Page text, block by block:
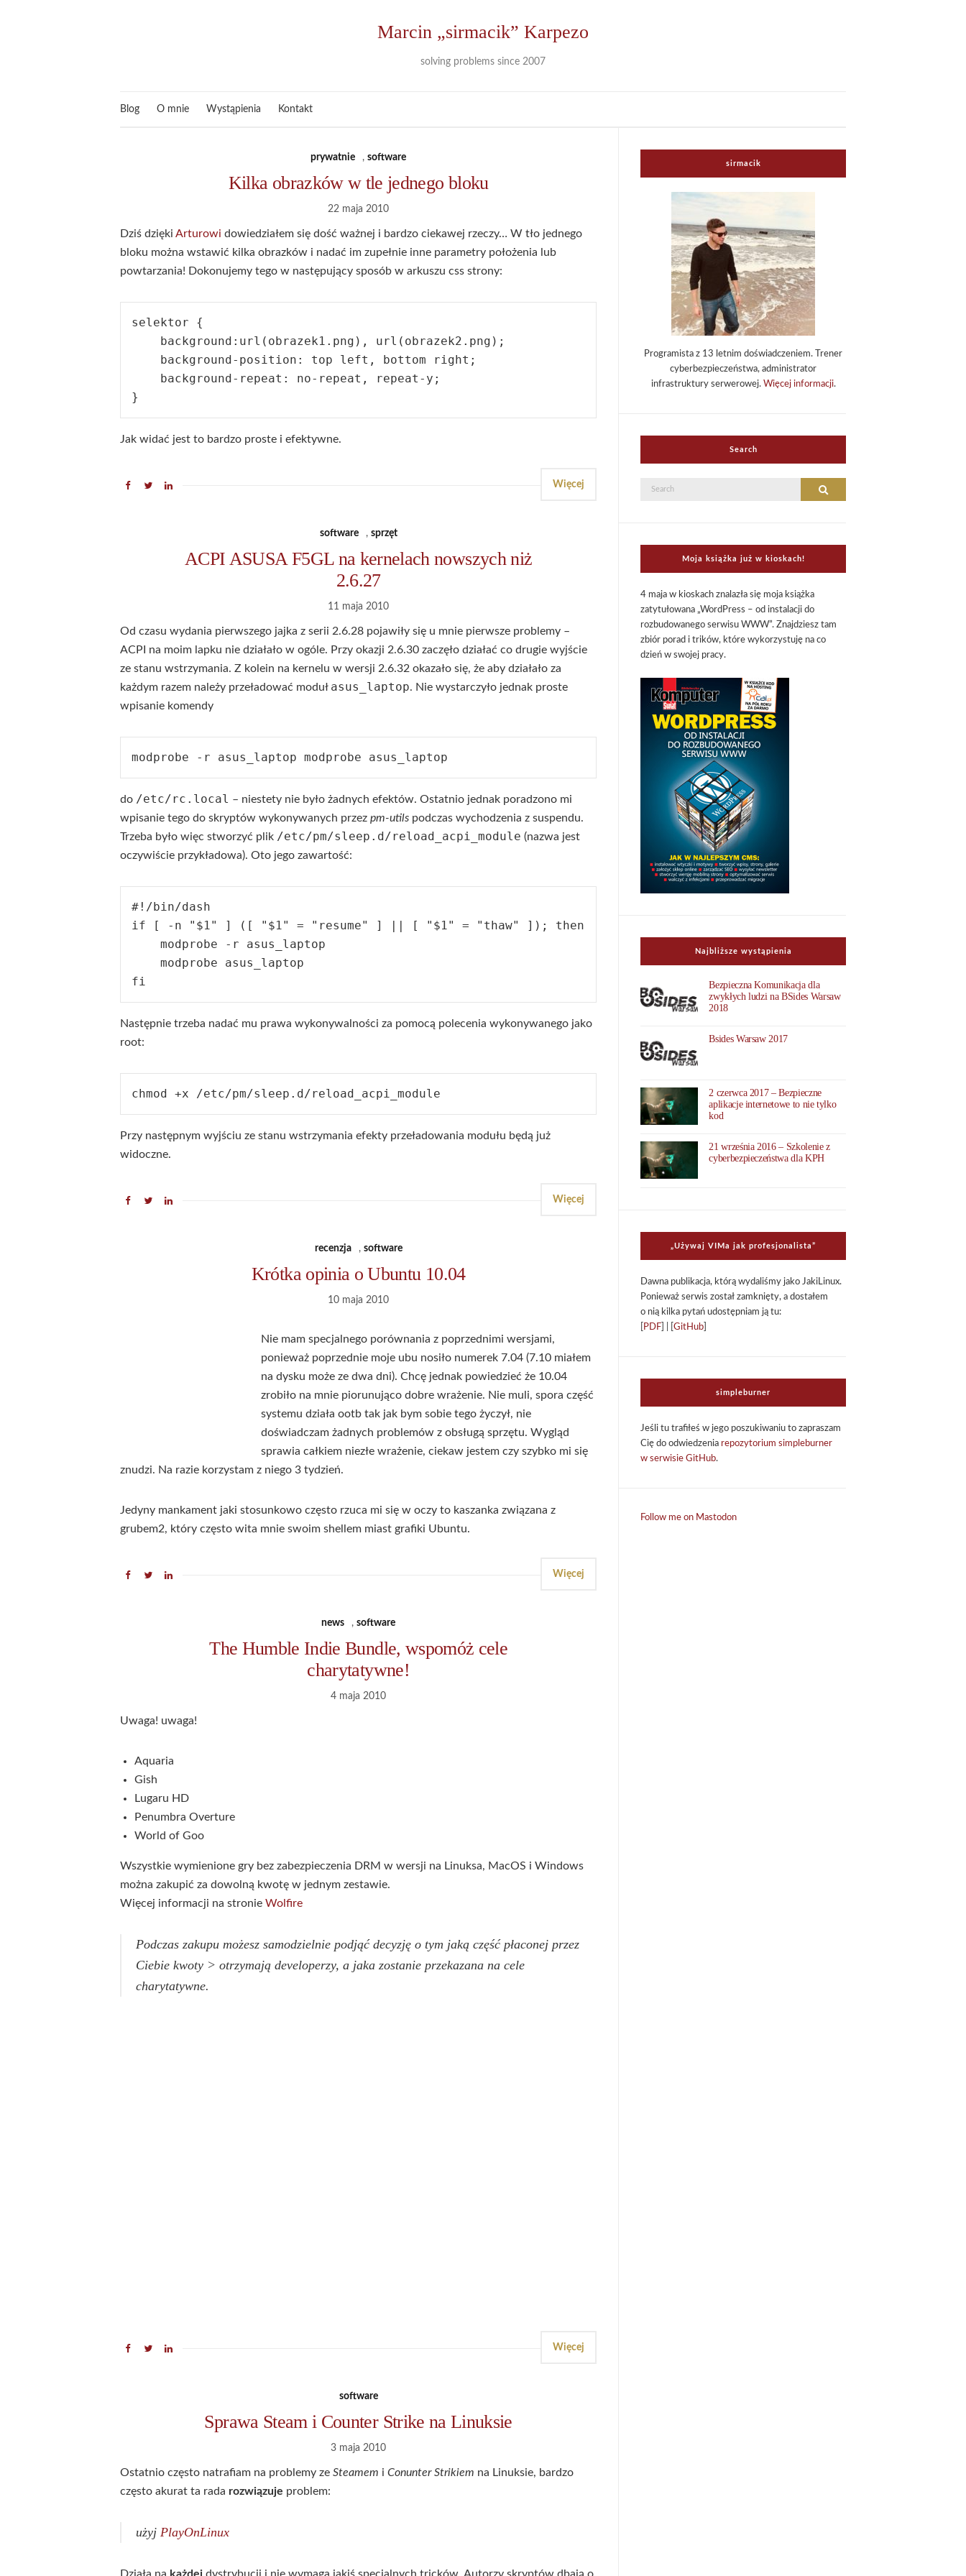
Marcin „sirmacik” Karpezo
solving problems since 2007
Blog O mnie Wystąpienia Kontakt
prywatnie ,software
Kilka obrazków w tle jednego bloku
22 maja 2010
Dziś dzięki Arturowi dowiedziałem się dość ważnej i bardzo ciekawej rzeczy… W tło jednego
bloku można wstawić kilka obrazków i nadać im zupełnie inne parametry położenia lub
powtarzania! Dokonujemy tego w następujący sposób w arkuszu css strony:
selektor {
    background:url(obrazek1.png), url(obrazek2.png);
    background-position: top left, bottom right;
    background-repeat: no-repeat, repeat-y;
Jak widać jest to bardzo proste i efektywne.
Więcej
software , sprzęt
ACPI ASUSA F5GL na kernelach nowszych niż
2.6.27
11 maja 2010
Od czasu wydania pierwszego jajka z serii 2.6.28 pojawiły się u mnie pierwsze problemy –
ACPI na moim lapku nie działało w ogóle. Przy okazji 2.6.30 zaczęło działać co drugie wyjście
ze stanu wstrzymania. Z kolein na kernelu w wersji 2.6.32 okazało się, że aby działało za
każdym razem należy przeładować moduł asus_laptop. Nie wystarczyło jednak proste
wpisanie komendy
do /etc/rc.local – niestety nie było żadnych efektów. Ostatnio jednak poradzono mi
wpisanie tego do skryptów wykonywanych przez pm-utils podczas wychodzenia z suspendu.
Trzeba było więc stworzyć plik /etc/pm/sleep.d/reload_acpi_module (nazwa jest
oczywiście przykładowa). Oto jego zawartość:
#!/bin/dash
if [ -n "$1" ] ([ "$1" = "resume" ] || [ "$1" = "thaw" ]); then
    modprobe -r asus_laptop
    modprobe asus_laptop
Następnie trzeba nadać mu prawa wykonywalności za pomocą polecenia wykonywanego jako
root:
Przy następnym wyjściu ze stanu wstrzymania efekty przeładowania modułu będą już
widoczne.
Więcej
recenzja , software
Krótka opinia o Ubuntu 10.04
10 maja 2010
Nie mam specjalnego porównania z poprzednimi wersjami,
ponieważ poprzednie moje ubu nosiło numerek 7.04 (7.10 miałem
na dysku może ze dwa dni). Chcę jednak powiedzieć że 10.04
zrobiło na mnie piorunująco dobre wrażenie. Nie muli, spora część
systemu działa ootb tak jak bym sobie tego życzył, nie
doświadczam żadnych problemów z obsługą sprzętu. Wygląd
sprawia całkiem niezłe wrażenie, ciekaw jestem czy szybko mi się
znudzi. Na razie korzystam z niego 3 tydzień.
Jedyny mankament jaki stosunkowo często rzuca mi się w oczy to kaszanka związana z
grubem2, który często wita mnie swoim shellem miast grafiki Ubuntu.
Więcej
news ,software
The Humble Indie Bundle, wspomóż cele
charytatywne!
4 maja 2010
Uwaga! uwaga!
Aquaria
Gish
Lugaru HD
Penumbra Overture
World of Goo
Wszystkie wymienione gry bez zabezpieczenia DRM w wersji na Linuksa, MacOS i Windows
można zakupić za dowolną kwotę w jednym zestawie.
Więcej informacji na stronie Wolfire
Podczas zakupu możesz samodzielnie podjąć decyzję o tym jaką część płaconej przez
Ciebie kwoty > otrzymają developerzy, a jaka zostanie przekazana na cele
charytatywne.
Więcej
software
Sprawa Steam i Counter Strike na Linuksie
3 maja 2010
Ostatnio często natrafiam na problemy ze Steamem i Conunter Strikiem na Linuksie, bardzo
często akurat ta rada rozwiązuje problem:
użyj PlayOnLinux
sirmacik
Programista z 13 letnim doświadczeniem. Trener
cyberbezpieczeństwa, administrator
infrastruktury serwerowej. Więcej informacji.
Search
Search
Search
Moja książka już w kioskach!
4 maja w kioskach znalazła się moja książka
zatytułowana „WordPress – od instalacji do
rozbudowanego serwisu WWW”. Znajdziesz tam
zbiór porad i trików, które wykorzystuję na co
dzień w swojej pracy.
Najbliższe wystąpienia
Bezpieczna Komunikacja dla
zwykłych ludzi na BSides Warsaw
2018
Bsides Warsaw 2017
2 czerwca 2017 – Bezpieczne
aplikacje internetowe to nie tylko
kod
21 września 2016 – Szkolenie z
cyberbezpieczeństwa dla KPH
„Uży­waj VIMa jak pro­fe­sjo­na­li­sta”
Dawna publi­ka­cja, którą wyda­li­śmy jako Jaki­Li­nux.
Ponie­waż ser­wis został zamknięty, a dosta­łem
o nią kilka pytań udo­stęp­niam ją tu:
PDF ] | [GitHub
sim­ple­bur­ner
Jeśli tu tra­fi­łeś w jego poszu­ki­wa­niu to zapra­szam
Cię do odwie­dze­nia repo­zy­to­rium sim­ple­bur­ner
w ser­wi­sie GitHub.
Follow me on Mastodon